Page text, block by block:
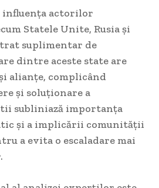
influența actorilor
Statele Unite, Rusia și
suplimentar de
dintre aceste state are
alianțe, complicând
și soluționare a
subliniază importanța
și a implicării comunității
a evita o escaladare mai